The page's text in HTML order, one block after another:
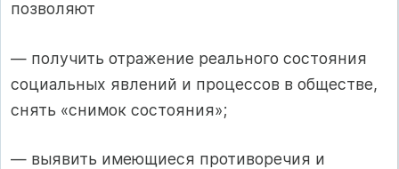
позволяют
— получить отражение реального состояния
социальных явлений и процессов в обществе,
снять «снимок состояния»;
— выявить имеющиеся противоречия и